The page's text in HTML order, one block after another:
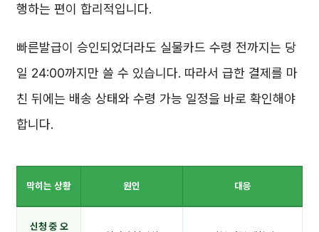
행하는 편이 합리적입니다.
빠른발급이 승인되었더라도 실물카드 수령 전까지는 당
일 24:00까지만 쓸 수 있습니다. 따라서 급한 결제를 마
친 뒤에는 배송 상태와 수령 가능 일정을 바로 확인해야
합니다.
막히는 상황 원인 대응
신청 중 오